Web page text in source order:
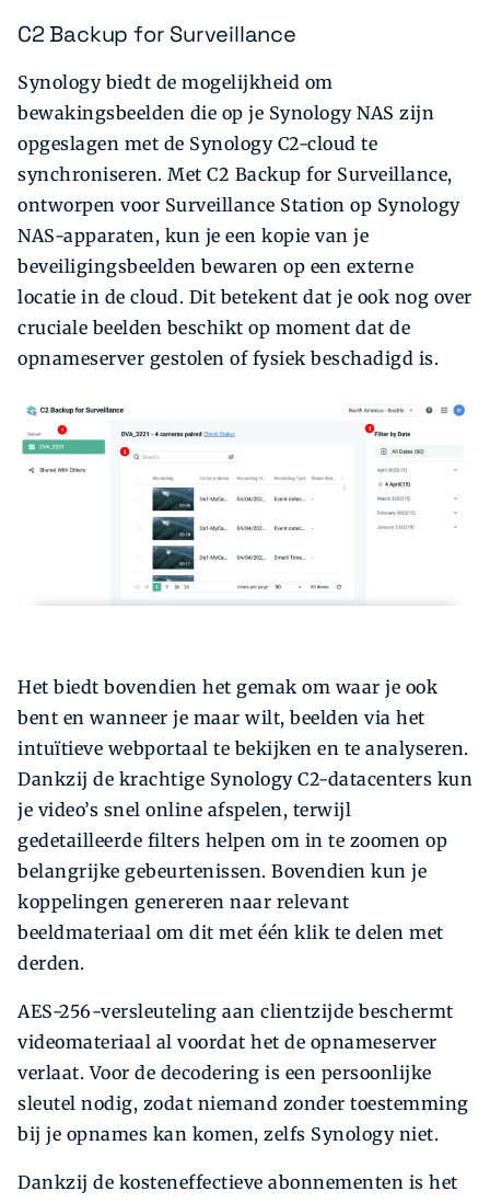
C2 Backup for Surveillance
Synology biedt de mogelijkheid om
bewakingsbeelden die op je Synology NAS zijn
opgeslagen met de Synology C2-cloud te
synchroniseren. Met C2 Backup for Surveillance,
ontworpen voor Surveillance Station op Synology
NAS-apparaten, kun je een kopie van je
beveiligingsbeelden bewaren op een externe
locatie in de cloud. Dit betekent dat je ook nog over
cruciale beelden beschikt op moment dat de
opnameserver gestolen of fysiek beschadigd is.
Het biedt bovendien het gemak om waar je ook
bent en wanneer je maar wilt, beelden via het
intuïtieve webportaal te bekijken en te analyseren.
Dankzij de krachtige Synology C2-datacenters kun
je video’s snel online afspelen, terwijl
gedetailleerde filters helpen om in te zoomen op
belangrijke gebeurtenissen. Bovendien kun je
koppelingen genereren naar relevant
beeldmateriaal om dit met één klik te delen met
derden.
AES-256-versleuteling aan clientzijde beschermt
videomateriaal al voordat het de opnameserver
verlaat. Voor de decodering is een persoonlijke
sleutel nodig, zodat niemand zonder toestemming
bij je opnames kan komen, zelfs Synology niet.
Dankzij de kosteneffectieve abonnementen is het